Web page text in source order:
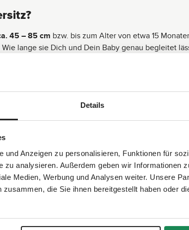
Details
und Anzeigen zu personalisieren, Funktionen für
zu analysieren. Außerdem geben wir Informationen
Medien, Werbung und Analysen weiter. Unsere
die Sie ihnen bereitgestellt haben oder
45 – 85 cm bzw. bis zum Alter von etwa 15
lange sie Dich und Dein Baby genau begleitet
Deines Kindes nur als grobe Orientierung.
Schutz bietet, hängt viel mehr von